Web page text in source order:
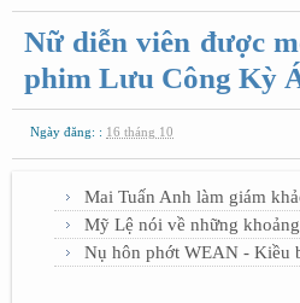
Nữ diễn viên được
phim Lưu Công Kỳ
Ngày đăng: : 16 tháng 10
Mai Tuấn Anh làm giám
Mỹ Lệ nói về những
Nụ hôn phớt WEAN - Kiều